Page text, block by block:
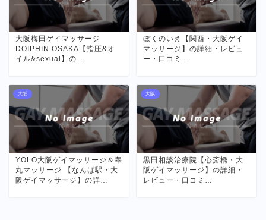
大阪梅田ゲイマッサージ
DOIPHIN OSAKA【指圧&オ
イル&sexual】の…
ぼくのいえ【関西・大阪ゲイ
マッサージ】の詳細・レビュ
ー・口コミ…
大阪
YOLO大阪ゲイマッサージ＆睾
丸マッサージ 【なんば駅・大
阪ゲイマッサージ】の詳…
大阪
黒田相談治療院【心斎橋・大
阪ゲイマッサージ】の詳細・
レビュー・口コミ…